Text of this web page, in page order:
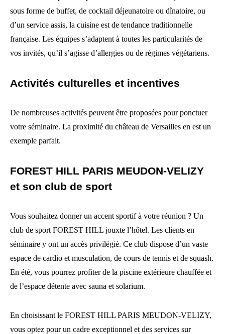
sous forme de buffet, de cocktail déjeunatoire ou dînatoire, ou
d’un service assis, la cuisine est de tendance traditionnelle
française. Les équipes s’adaptent à toutes les particularités de
vos invités, qu’il s’agisse d’allergies ou de régimes végétariens.
Activités culturelles et incentives
De nombreuses activités peuvent être proposées pour ponctuer
votre séminaire. La proximité du château de Versailles en est un
exemple parfait.
FOREST HILL PARIS MEUDON-VELIZY
et son club de sport
Vous souhaitez donner un accent sportif à votre réunion ? Un
club de sport FOREST HILL jouxte l’hôtel. Les clients en
séminaire y ont un accès privilégié. Ce club dispose d’un vaste
espace de cardio et musculation, de cours de tennis et de squash.
En été, vous pourrez profiter de la piscine extérieure chauffée et
de l’espace détente avec sauna et solarium.
En choisissant le FOREST HILL PARIS MEUDON-VELIZY,
vous optez pour un cadre exceptionnel et des services sur